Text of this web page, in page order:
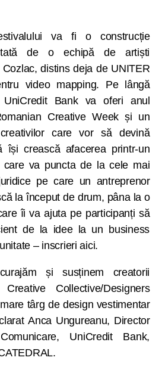
va fi o construcție
de o echipă de artiști
distins deja de UNITER
video mapping. Pe lângă
UniCredit Bank va oferi anul
Creative Week și un
care vor să devină
își crească afacerea printr-un
care va puncta de la cele mai
pe care un antreprenor
la început de drum, pâna la o
îi va ajuta pe participanți să
de la idee la un business
– inscrieri aici.
și susținem creatorii
Collective/Designers
târg de design vestimentar
Anca Ungureanu, Director
UniCredit Bank,